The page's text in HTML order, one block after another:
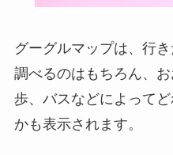
グーグルマップは、行
調べるのはもちろん、
歩、バスなどによって
かも表示されます。